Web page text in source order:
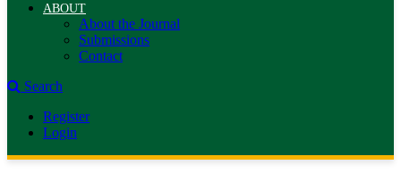
ABOUT
About the Journal
Submissions
Contact
Search
Register
Login